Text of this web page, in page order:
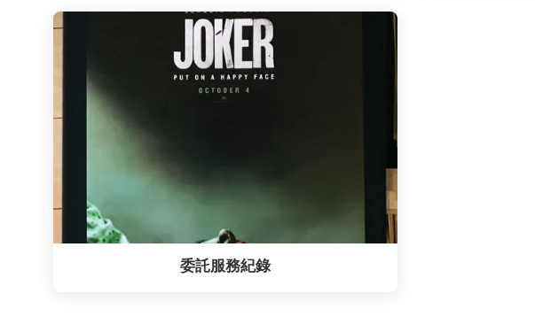
委託服務紀錄